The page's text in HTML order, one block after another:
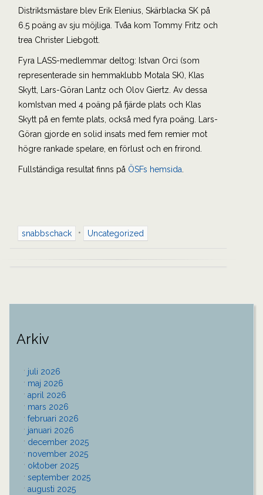
page.
Distriktsmästare blev Erik Elenius, Skärblacka SK på
6.5 poäng av sju möjliga. Tvåa kom Tommy Fritz och
trea Christer Liebgott.
Fyra LASS-medlemmar deltog: Istvan Orci (som
representerade sin hemmaklubb Motala SK), Klas
Skytt, Lars-Göran Lantz och Olov Giertz. Av dessa
komIstvan med 4 poäng på fjärde plats och Klas
Skytt på en femte plats, också med fyra poäng. Lars-
Göran gjorde en solid insats med fem remier mot
högre rankade spelare, en förlust och en frirond.
Fullständiga resultat finns på ÖSFs hemsida.
snabbschack • Uncategorized
Arkiv
juli 2026
maj 2026
april 2026
mars 2026
februari 2026
januari 2026
december 2025
november 2025
oktober 2025
september 2025
augusti 2025